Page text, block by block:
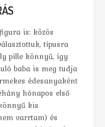
is: közös
típusra
pille könnyű, így
baba is meg tudja
édesanyaként
hónapos első
kis
varrtam) és